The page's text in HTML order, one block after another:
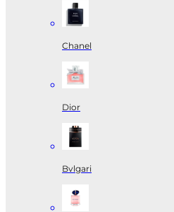
Chanel
Dior
Bvlgari